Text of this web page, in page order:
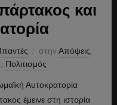
και
στηνΑπόψεις
Πολιτισμός
Αυτοκρατορία
έμεινε στη ιστορία